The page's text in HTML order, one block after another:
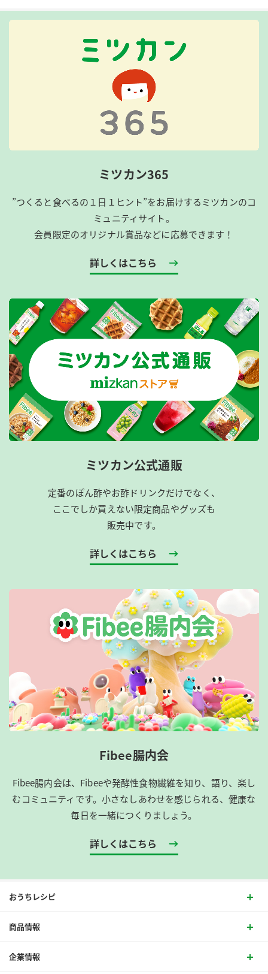
ミツカン365
”つくると食べるの１日１ヒント”をお届けするミツカンのコ
ミュニティサイト。
会員限定のオリジナル賞品などに応募できます！
詳しくはこちら
ミツカン公式通販
定番のぽん酢やお酢ドリンクだけでなく、
ここでしか買えない限定商品やグッズも
販売中です。
詳しくはこちら
Fibee腸内会
Fibee腸内会は、​Fibeeや発酵性食物繊維を知り、語り、楽し
むコミュニティです。​小さなしあわせを感じられる、健康な
毎日を一緒につくりましょう。
詳しくはこちら
おうちレシピ
商品情報
企業情報